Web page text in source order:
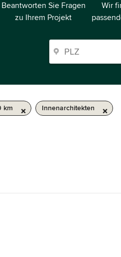
Beantworten Sie Fragen
zu Ihrem Projekt
Wir
km Innenarchitekten